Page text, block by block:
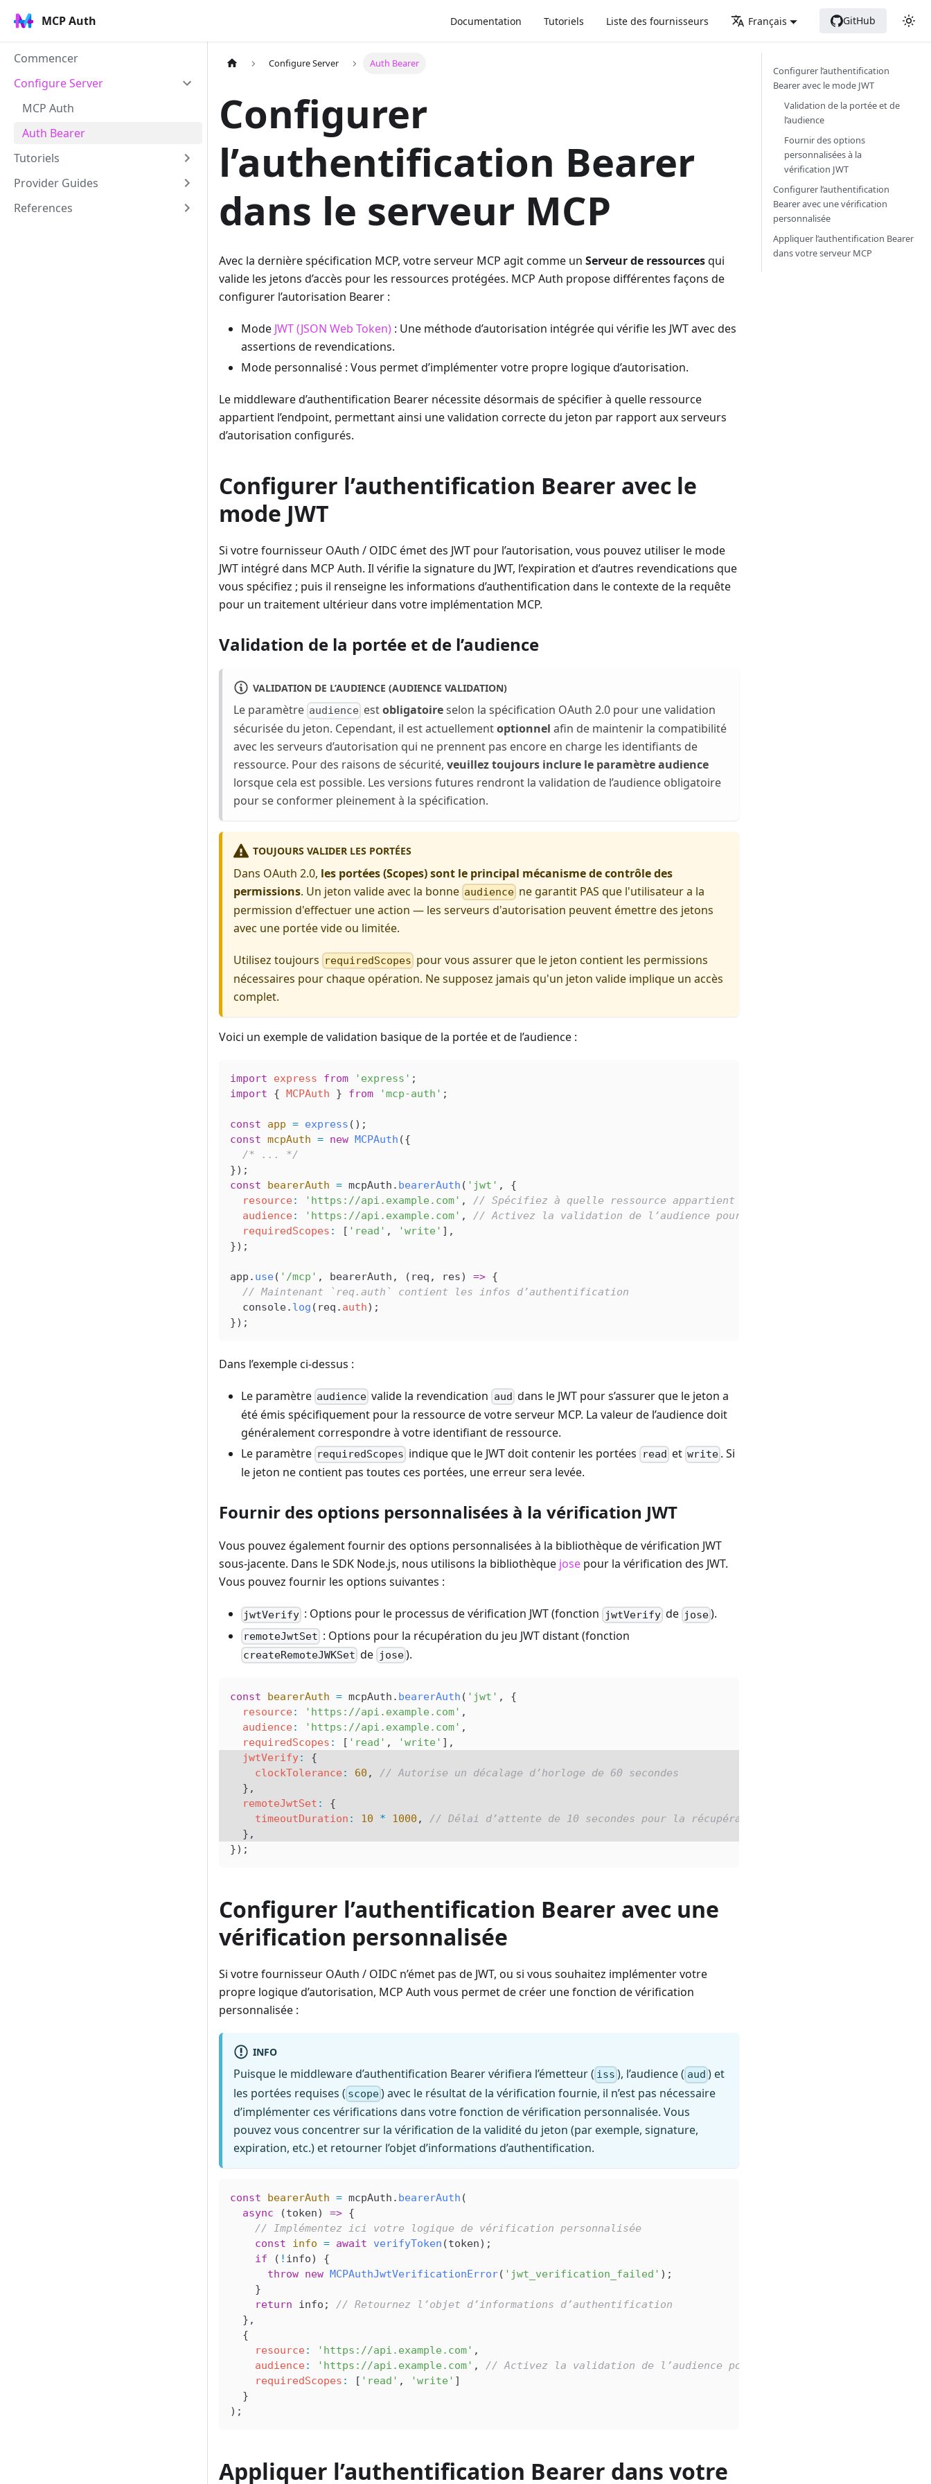
MCP Auth Documentation Tutoriels Liste des fournisseurs Français GitHub
Commencer
Configure Server
MCP Auth
Auth Bearer
Tutoriels
Provider Guides
References
Configure Server Auth Bearer
Configurer
l’authentification Bearer
dans le serveur MCP
Avec la dernière spécification MCP, votre serveur MCP agit comme un Serveur de ressourcesqui
valide les jetons d’accès pour les ressources protégées. MCP Auth propose différentes façons de
configurer l’autorisation Bearer :
Mode JWT (JSON Web Token) : Une méthode d’autorisation intégrée qui vérifie les JWT avec des
assertions de revendications.
Mode personnalisé : Vous permet d’implémenter votre propre logique d’autorisation.
Le middleware d’authentification Bearer nécessite désormais de spécifier à quelle ressource
appartient l’endpoint, permettant ainsi une validation correcte du jeton par rapport aux serveurs
d’autorisation configurés.
Configurer l’authentification Bearer avec le
mode JWT
Si votre fournisseur OAuth / OIDC émet des JWT pour l’autorisation, vous pouvez utiliser le mode
JWT intégré dans MCP Auth. Il vérifie la signature du JWT, l’expiration et d’autres revendications que
vous spécifiez ; puis il renseigne les informations d’authentification dans le contexte de la requête
pour un traitement ultérieur dans votre implémentation MCP.
Validation de la portée et de l’audience
VALIDATION DE L’AUDIENCE (AUDIENCE VALIDATION)
Le paramètre audience estobligatoireselon la spécification OAuth 2.0 pour une validation
sécurisée du jeton. Cependant, il est actuellementoptionnel afin de maintenir la compatibilité
avec les serveurs d’autorisation qui ne prennent pas encore en charge les identifiants de
ressource. Pour des raisons de sécurité, veuillez toujours inclure le paramètre audience
lorsque cela est possible. Les versions futures rendront la validation de l’audience obligatoire
pour se conformer pleinement à la spécification.
TOUJOURS VALIDER LES PORTÉES
Dans OAuth 2.0, les portées (Scopes) sont le principal mécanisme de contrôle des
permissions. Un jeton valide avec la bonne audience ne garantit PAS que l'utilisateur a la
permission d'effectuer une action — les serveurs d'autorisation peuvent émettre des jetons
avec une portée vide ou limitée.
Utilisez toujours requiredScopes pour vous assurer que le jeton contient les permissions
nécessaires pour chaque opération. Ne supposez jamais qu'un jeton valide implique un accès
complet.
Voici un exemple de validation basique de la portée et de l’audience :
import express from 'express' ;
import { MCPAuth } from 'mcp-auth' ;
const app = express ();
const mcpAuth = new MCPAuth ({
  /* ... */
});
const bearerAuth = mcpAuth . bearerAuth ( 'jwt' , {
  resource
: 'https://api.example.com' , // Spécifiez à quelle ressource appartient cet endpoint
  audience
: 'https://api.example.com' , // Activez la validation de l’audience pour la sécurité
  requiredScopes
: [ 'read' , 'write' ],
});
app . use( '/mcp' , bearerAuth , ( req , res) => {
  // Maintenant `req.auth` contient les infos d’authentification
  console
. log ( req . auth);
});
Dans l’exemple ci-dessus :
Le paramètre audience valide la revendication aud dans le JWT pour s’assurer que le jeton a
été émis spécifiquement pour la ressource de votre serveur MCP. La valeur de l’audience doit
généralement correspondre à votre identifiant de ressource.
Le paramètre requiredScopes indique que le JWT doit contenir les portées read et write . Si
le jeton ne contient pas toutes ces portées, une erreur sera levée.
Fournir des options personnalisées à la vérification JWT
Vous pouvez également fournir des options personnalisées à la bibliothèque de vérification JWT
sous-jacente. Dans le SDK Node.js, nous utilisons la bibliothèque jose pour la vérification des JWT.
Vous pouvez fournir les options suivantes :
jwtVerify : Options pour le processus de vérification JWT (fonction jwtVerifyde jose).
remoteJwtSet : Options pour la récupération du jeu JWT distant (fonction
createRemoteJWKSet de jose).
const bearerAuth = mcpAuth . bearerAuth ( 'jwt' , {
  resource
: 'https://api.example.com' ,
  audience
: 'https://api.example.com' ,
  requiredScopes
: [ 'read' , 'write' ],
  jwtVerify
:
{
    clockTolerance
: 60 , // Autorise un décalage d’horloge de 60 secondes
  },
  remoteJwtSet
:
{
    timeoutDuration
: 10 * 1000 , // Délai d’attente de 10 secondes pour la récupération du jeu JWT distant
  },
});
Configurer l’authentification Bearer avec une
vérification personnalisée
Si votre fournisseur OAuth / OIDC n’émet pas de JWT, ou si vous souhaitez implémenter votre
propre logique d’autorisation, MCP Auth vous permet de créer une fonction de vérification
personnalisée :
INFO
Puisque le middleware d’authentification Bearer vérifiera l’émetteur ( iss ), l’audience ( aud ) et
les portées requises ( scope) avec le résultat de la vérification fournie, il n’est pas nécessaire
d’implémenter ces vérifications dans votre fonction de vérification personnalisée. Vous
pouvez vous concentrer sur la vérification de la validité du jeton (par exemple, signature,
expiration, etc.) et retourner l’objet d’informations d’authentification.
const bearerAuth = mcpAuth . bearerAuth (
  async
(token) => {
    // Implémentez ici votre logique de vérification personnalisée
    const
info = await verifyToken (token);
    if
( ! info) {
      throw
new MCPAuthJwtVerificationError( 'jwt_verification_failed' );
    }
    return
info ; // Retournez l’objet d’informations d’authentification
  },
  {
    resource
: 'https://api.example.com' ,
    audience
: 'https://api.example.com' , // Activez la validation de l’audience pour la sécurité
    requiredScopes
: [ 'read' , 'write' ]
  }
);
Appliquer l’authentification Bearer dans votre
Configurer l’authentification
Bearer avec le mode JWT
Validation de la portée et de
l’audience
Fournir des options
personnalisées à la
vérification JWT
Configurer l’authentification
Bearer avec une vérification
personnalisée
Appliquer l’authentification Bearer
dans votre serveur MCP